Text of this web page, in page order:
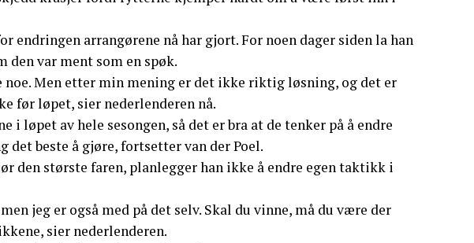
endringen arrangørene nå har gjort. For noen dager siden la han
den var ment som en spøk.
noe. Men etter min mening er det ikke riktig løsning, og det er
før løpet, sier nederlenderen nå.
i løpet av hele sesongen, så det er bra at de tenker på å endre
beste å gjøre, fortsetter van der Poel.
den største faren, planlegger han ikke å endre egen taktikk i
jeg er også med på det selv. Skal du vinne, må du være der
sier nederlenderen.